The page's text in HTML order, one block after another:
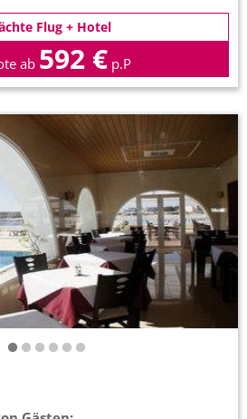
Flug + Hotel
ab 592 € p.P